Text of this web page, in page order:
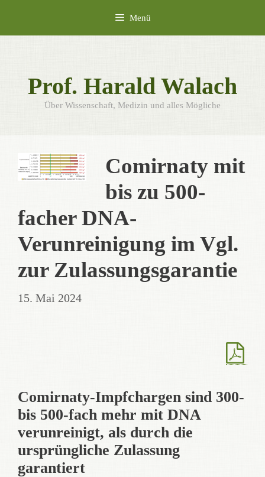
springen
Menü
Prof. Harald Walach
Über Wissenschaft, Medizin und alles Mögliche
Comirnaty mit
bis zu 500-
facher DNA-
Verunreinigung im Vgl.
zur Zulassungsgarantie
15. Mai 2024
Comirnaty-Impfchargen sind 300-
bis 500-fach mehr mit DNA
verunreinigt, als durch die
ursprüngliche Zulassung
garantiert